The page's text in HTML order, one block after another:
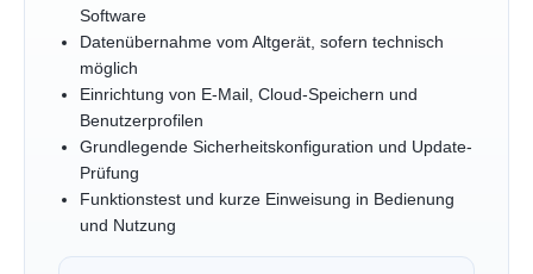
Software
Datenübernahme vom Altgerät, sofern technisch
möglich
Einrichtung von E-Mail, Cloud-Speichern und
Benutzerprofilen
Grundlegende Sicherheitskonfiguration und Update-
Prüfung
Funktionstest und kurze Einweisung in Bedienung
und Nutzung